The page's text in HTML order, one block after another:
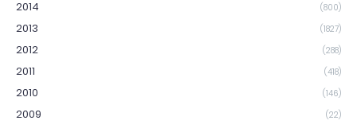
2014 (800)
2013 (1827)
2012 (288)
2011 (418)
2010 (146)
2009 (22)